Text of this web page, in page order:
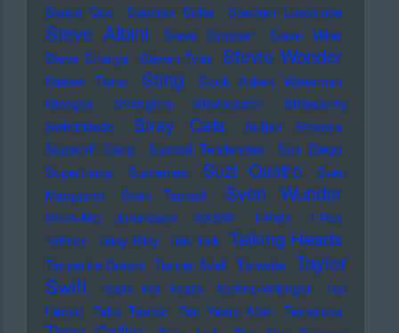
Status Quo
Stephan Sulke Stephen Luscombe
Steve Albini Steve Cropper
Steve Miller
Steve Strange Steven Tyler Stevie Wonder
Stieber Twins Sting
Stock Aitken Waterman
Stooges
Stranglers Stratocaster
Strawberry
Switchblade
Stray Cats
Sufjan Stevens
Sugarhill Gang
Suicidal Tendencies
Sun Diego
Supertramp
Supremes Suzi Quatro
Sven
Marquardt
Sven Tasnadi Sven Wunder
Sven-Ake Johansson SXSW T-Pain
T.Rex
Tahnee Talay Riley Talk Talk Talking Heads
Tangerine Dream Tanner Adell Tarwater Taylor
Swift
Tears For Fears Techno-Wikinger
Ted
Herold
Teho Teardo Ten Years After Terranova